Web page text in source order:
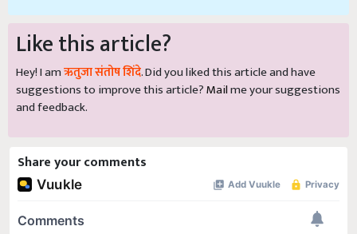
Like this article?
Hey! I amऋतुजा संतोष शिंदे. Did you liked this article and have
suggestions to improve this article?Mailme your suggestions
and feedback.
Share your comments